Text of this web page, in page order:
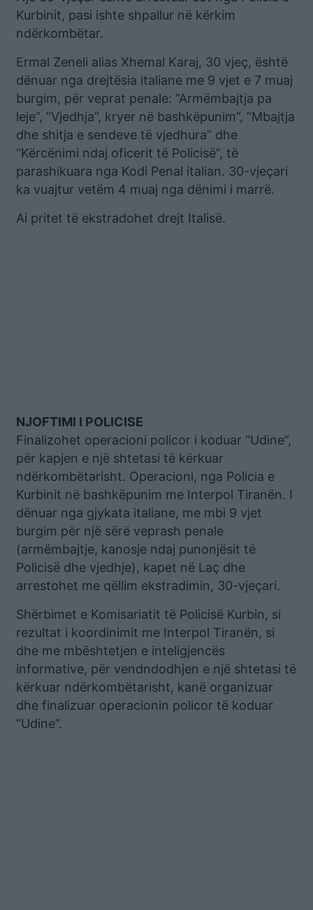
Kurbinit, pasi ishte shpallur në kërkim
ndërkombëtar.
Ermal Zeneli alias Xhemal Karaj, 30 vjeç, është
dënuar nga drejtësia italiane me 9 vjet e 7 muaj
burgim, për veprat penale: “Armëmbajtja pa
leje”, “Vjedhja”, kryer në bashkëpunim”, “Mbajtja
dhe shitja e sendeve të vjedhura” dhe
“Kërcënimi ndaj oficerit të Policisë”, të
parashikuara nga Kodi Penal italian. 30-vjeçari
ka vuajtur vetëm 4 muaj nga dënimi i marrë.
Ai pritet të ekstradohet drejt Italisë.
NJOFTIMI I POLICISE
Finalizohet operacioni policor i koduar “Udine”,
për kapjen e një shtetasi të kërkuar
ndërkombëtarisht. Operacioni, nga Policia e
Kurbinit në bashkëpunim me Interpol Tiranën. I
dënuar nga gjykata italiane, me mbi 9 vjet
burgim për një sërë veprash penale
(armëmbajtje, kanosje ndaj punonjësit të
Policisë dhe vjedhje), kapet në Laç dhe
arrestohet me qëllim ekstradimin, 30-vjeçari.
Shërbimet e Komisariatit të Policisë Kurbin, si
rezultat i koordinimit me Interpol Tiranën, si
dhe me mbështetjen e inteligjencës
informative, për vendndodhjen e një shtetasi të
kërkuar ndërkombëtarisht, kanë organizuar
dhe finalizuar operacionin policor të koduar
“Udine”.